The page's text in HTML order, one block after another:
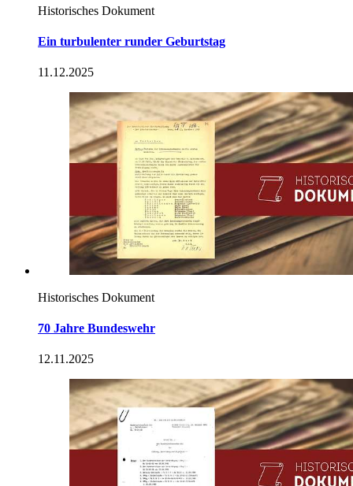
Historisches Dokument
Ein turbulenter runder Geburtstag
11.12.2025
Historisches Dokument
70 Jahre Bundeswehr
12.11.2025